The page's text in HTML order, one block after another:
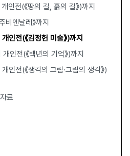
전(《땅의 길, 흙의 길》)까지
엔날레》까지
전(《김정헌 미술》)까지
전(《백년의 기억》)까지
전(《생각의 그림·그림의 생각》)
료